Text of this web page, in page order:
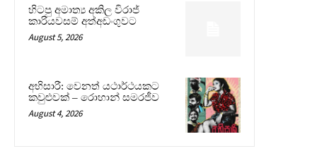
හිටපු අමාත්‍ය අකිල විරාජ්
කාරියවසම් අත්අඩංගුවට
August 5, 2026
අභිසාරී: වෙනත් යථාර්ථයකට
කවුළුවක් – රොහාන් සමරජීව
August 4, 2026